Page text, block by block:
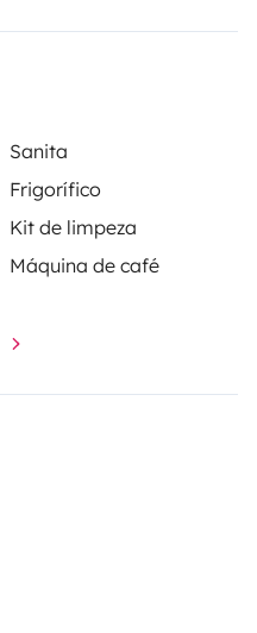
Sanita
Frigorífico
Kit de limpeza
Máquina de café